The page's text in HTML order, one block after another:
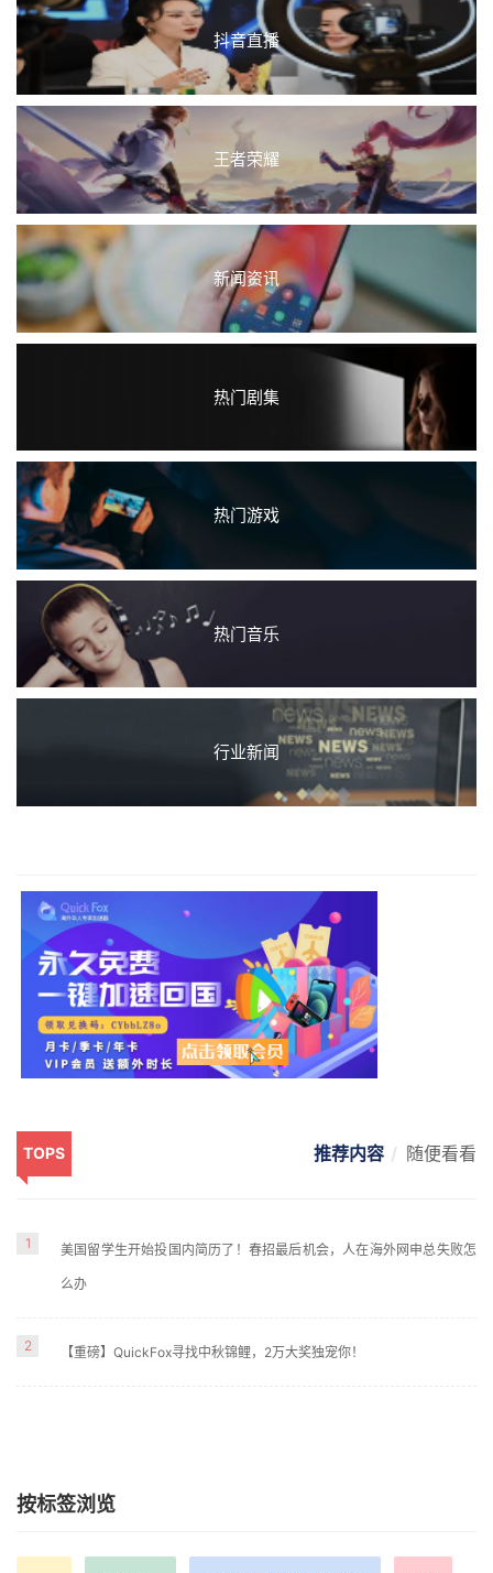
抖音直播
王者荣耀
新闻资讯
热门剧集
热门游戏
热门音乐
行业新闻
TOPS 推荐内容 随便看看
1 美国留学生开始投国内简历了！春招最后机会，人在海外网申总失败怎
么办
2 【重磅】QuickFox寻找中秋锦鲤，2万大奖独宠你！
按标签浏览